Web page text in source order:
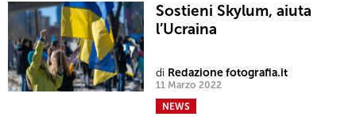
Sostieni Skylum, aiuta
l’Ucraina
di Redazione fotografia.it
11 Marzo 2022
NEWS